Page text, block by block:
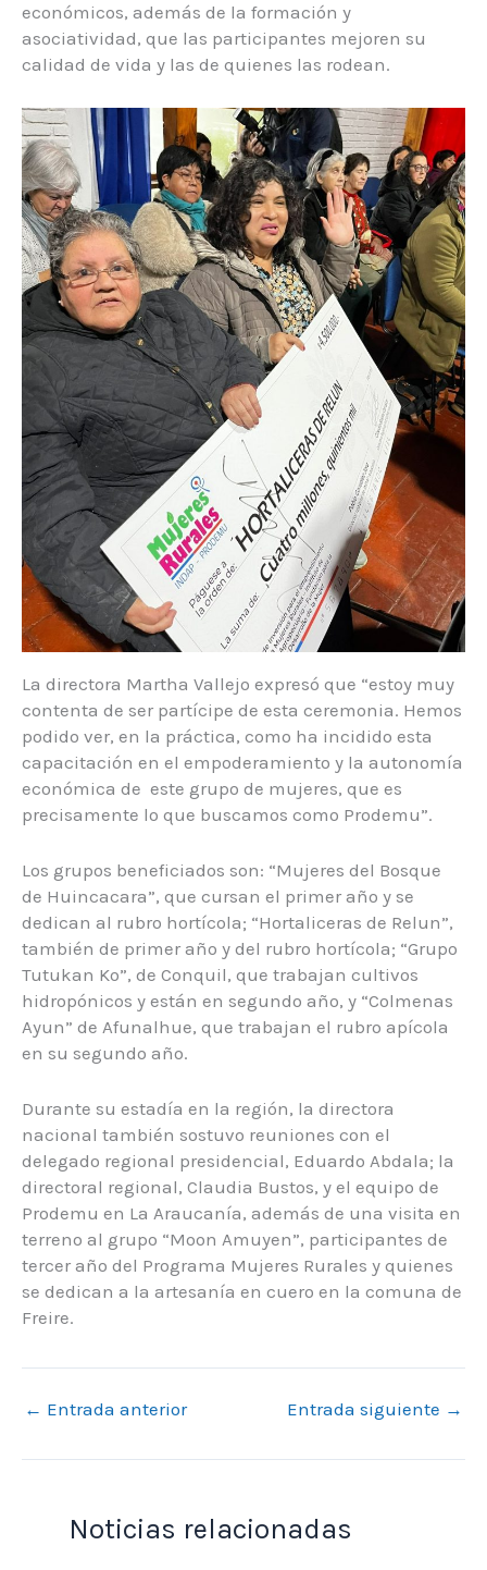
económicos, además de la formación y
asociatividad, que las participantes mejoren su
calidad de vida y las de quienes las rodean.
La directora Martha Vallejo expresó que “estoy muy
contenta de ser partícipe de esta ceremonia. Hemos
podido ver, en la práctica, como ha incidido esta
capacitación en el empoderamiento y la autonomía
económica de este grupo de mujeres, que es
precisamente lo que buscamos como Prodemu”.
Los grupos beneficiados son: “Mujeres del Bosque
de Huincacara”, que cursan el primer año y se
dedican al rubro hortícola; “Hortaliceras de Relun”,
también de primer año y del rubro hortícola; “Grupo
Tutukan Ko”, de Conquil, que trabajan cultivos
hidropónicos y están en segundo año, y “Colmenas
Ayun” de Afunalhue, que trabajan el rubro apícola
en su segundo año.
Durante su estadía en la región, la directora
nacional también sostuvo reuniones con el
delegado regional presidencial, Eduardo Abdala; la
directoral regional, Claudia Bustos, y el equipo de
Prodemu en La Araucanía, además de una visita en
terreno al grupo “Moon Amuyen”, participantes de
tercer año del Programa Mujeres Rurales y quienes
se dedican a la artesanía en cuero en la comuna de
Freire.
← Entrada anterior Entrada siguiente →
Noticias relacionadas